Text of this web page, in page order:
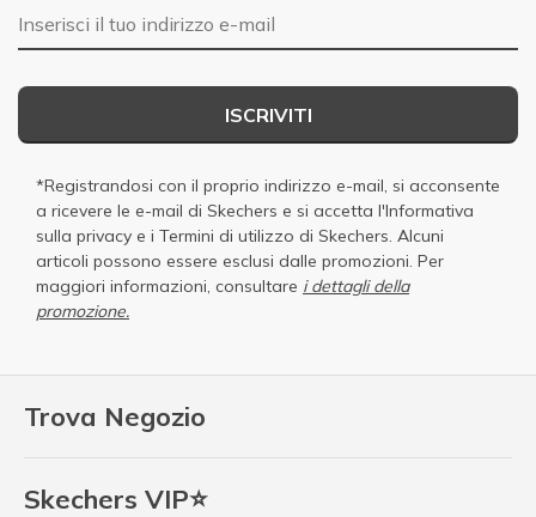
Trova Negozio
Skechers VIP⭐
E-mail
ISCRIVITI
*Registrandosi con il proprio indirizzo e-mail, si acconsente
a ricevere le e-mail di Skechers e si accetta l'Informativa
sulla privacy e i Termini di utilizzo di Skechers . Alcuni
articoli possono essere esclusi dalle promozioni. Per
maggiori informazioni, consultare i dettagli della
promozione.